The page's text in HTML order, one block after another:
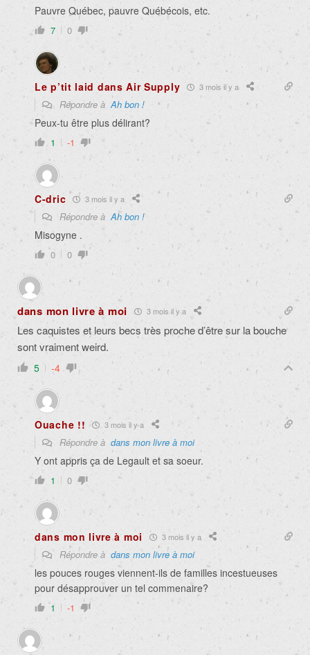
Pauvre Québec, pauvre Québécois, etc.
7 0
Le p’tit laid dans Air Supply 3 mois il y a
Répondre àAh bon !
Peux-tu être plus délirant?
1 -1
C-dric 3 mois il y a
Répondre àAh bon !
Misogyne .
0 0
dans mon livre à moi 3 mois il y a
Les caquistes et leurs becs très proche d’être sur la bouche
sont vraiment weird.
5 -4
Ouache !! 3 mois il y a
Répondre à dans mon livre à moi
Y ont appris ça de Legault et sa soeur.
1 0
dans mon livre à moi 3 mois il y a
Répondre à dans mon livre à moi
les pouces rouges viennent-ils de familles incestueuses
pour désapprouver un tel commenaire?
1 -1